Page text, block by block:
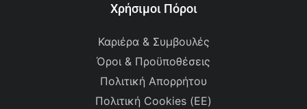
Χρήσιμοι Πόροι
Καριέρα & Συμβουλές
Όροι & Προϋποθέσεις
Πολιτική Απορρήτου
Πολιτική Cookies (ΕΕ)